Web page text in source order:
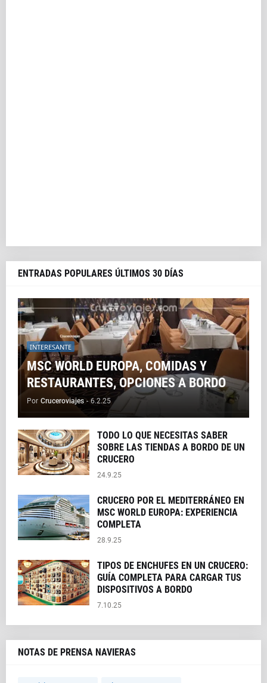
ENTRADAS POPULARES ÚLTIMOS 30 DÍAS
INTERESANTE
MSC WORLD EUROPA, COMIDAS Y
RESTAURANTES, OPCIONES A BORDO
Por Cruceroviajes - 6.2.25
TODO LO QUE NECESITAS SABER
SOBRE LAS TIENDAS A BORDO DE UN
CRUCERO
24.9.25
CRUCERO POR EL MEDITERRÁNEO EN
MSC WORLD EUROPA: EXPERIENCIA
COMPLETA
28.9.25
TIPOS DE ENCHUFES EN UN CRUCERO:
GUÍA COMPLETA PARA CARGAR TUS
DISPOSITIVOS A BORDO
7.10.25
NOTAS DE PRENSA NAVIERAS